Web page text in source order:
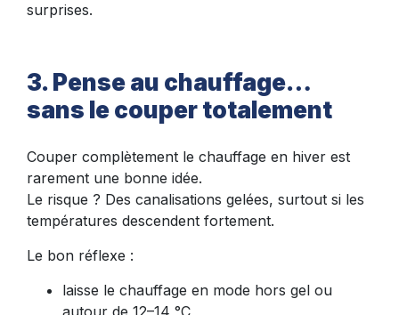
surprises.
3. Pense au chauffage…
sans le couper totalement
Couper complètement le chauffage en hiver est
rarement une bonne idée.
Le risque ? Des canalisations gelées, surtout si les
températures descendent fortement.
Le bon réflexe :
laisse le chauffage en mode hors gel ou